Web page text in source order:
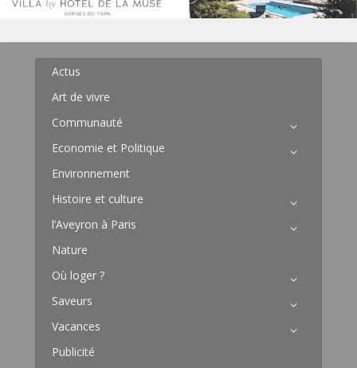
Actus
Art de vivre
Communauté
Economie et Politique
Environnement
Histoire et culture
l’Aveyron à Paris
Nature
Où loger ?
Saveurs
Vacances
Publicité